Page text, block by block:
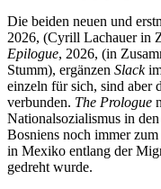
Die beiden neuen und
2026, (Cyrill Lachauer in
Epilogue, 2026, (in
Stumm), ergänzen Slackim
einzeln für sich, sind aber
verbunden. The Prologue
Nationalsozialismus in
Bosniens noch immer
in Mexiko entlang der
gedreht wurde.